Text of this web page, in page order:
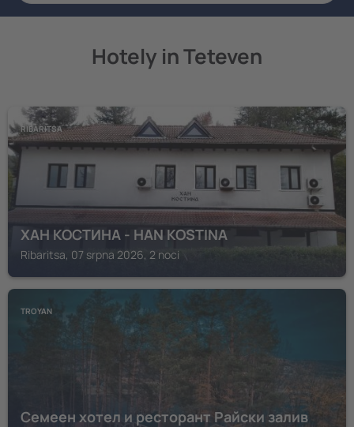
Hotely in Teteven
RIBARITSA
ХАН КОСТИНА - HAN KOSTINA
Ribaritsa, 07 srpna 2026, 2 noci
TROYAN
Семеен хотел и ресторант Райски залив